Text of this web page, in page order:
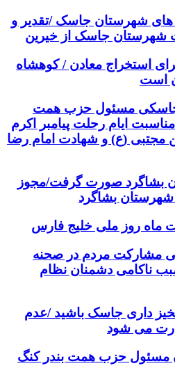
شهرستان جاسک /تقدیر و
جاسک از خیرین
استخراج معادن / کوهشاه
است
جاسکی مسئول حزب همت
ایام رحلت پیامبر اکرم
(ع) و شهادت امام رضا
بشاگرد صورت گرفت/مجوز
بشاگرد
ماه روز ملی خلیج فارس
مشارکت مردم در صحنه
ناکامی دشمنان نظام
داری جاسک باشید /عدم
می شود
مسئول حزب همت بندر کنگ